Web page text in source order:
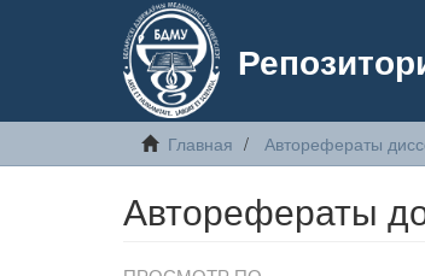
Главная Авторефераты
Авторефераты